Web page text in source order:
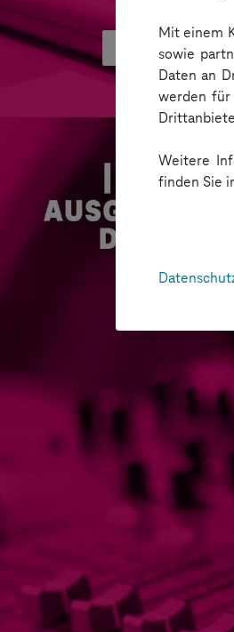
Mit einem
sowie
Daten an
werden für
Weitere
finden Sie
Software